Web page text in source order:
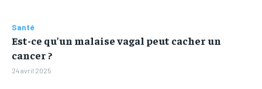
Santé
Est-ce qu’un malaise vagal peut cacher un
cancer ?
24 avril 2025